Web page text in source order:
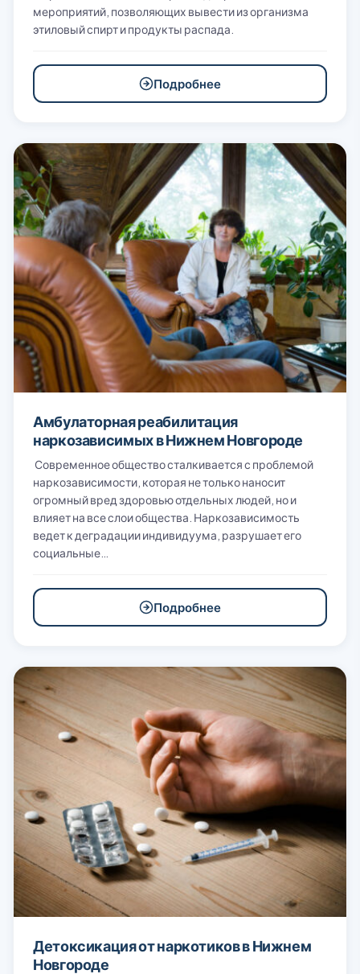
мероприятий, позволяющих вывести из организма
этиловый спирт и продукты распада.
Подробнее
Амбулаторная реабилитация
наркозависимых в Нижнем Новгороде
Современное общество сталкивается с проблемой
наркозависимости, которая не только наносит
огромный вред здоровью отдельных людей, но и
влияет на все слои общества. Наркозависимость
ведет к деградации индивидуума, разрушает его
социальные…
Подробнее
Детоксикация от наркотиков в Нижнем
Новгороде